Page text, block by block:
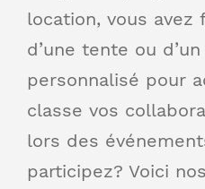
location, vous avez
d’une tente ou
personnalisé pour
classe vos
lors des
participez? Voici